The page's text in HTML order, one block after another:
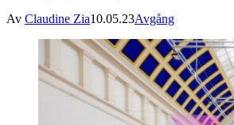
Av Claudine Zia10.05.23Avgång